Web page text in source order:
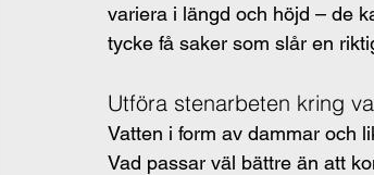
variera i längd och höjd – de
tycke få saker som slår en
Utföra stenarbeten kring
Vatten i form av dammar och
Vad passar väl bättre än att